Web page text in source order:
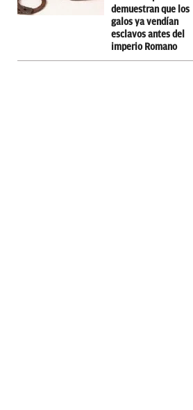
demuestran que los
galos ya vendían
esclavos antes del
imperio Romano